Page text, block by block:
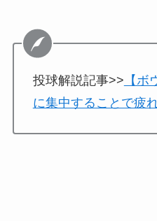
投球解説記事>> 【
に集中することで疲